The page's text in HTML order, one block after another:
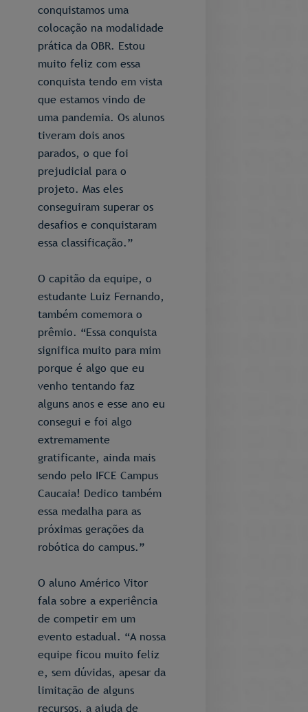
conquistamos uma
colocação na modalidade
prática da OBR. Estou
muito feliz com essa
conquista tendo em vista
que estamos vindo de
uma pandemia. Os alunos
tiveram dois anos
parados, o que foi
prejudicial para o
projeto. Mas eles
conseguiram superar os
desafios e conquistaram
essa classificação.”
O capitão da equipe, o
estudante Luiz Fernando,
também comemora o
prêmio. “Essa conquista
significa muito para mim
porque é algo que eu
venho tentando faz
alguns anos e esse ano eu
consegui e foi algo
extremamente
gratificante, ainda mais
sendo pelo IFCE Campus
Caucaia! Dedico também
essa medalha para as
próximas gerações da
robótica do campus.”
O aluno Américo Vitor
fala sobre a experiência
de competir em um
evento estadual. “A nossa
equipe ficou muito feliz
e, sem dúvidas, apesar da
limitação de alguns
recursos, a ajuda de